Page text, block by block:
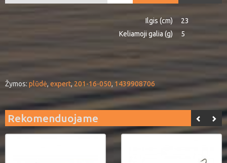
Ilgis (cm)
23
Keliamoji galia (g)
5
Žymos: plūdė, expert, 201-16-050, 1439908706
Rekomenduojame